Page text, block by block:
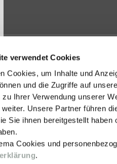
verwendet Cookies
Cookies, um Inhalte und
und die Zugriffe auf
zu Ihrer Verwendung unserer
weiter. Unsere Partner führen
Sie ihnen bereitgestellt
Cookies und
.
Sitemap Kontakt & Anfahrt